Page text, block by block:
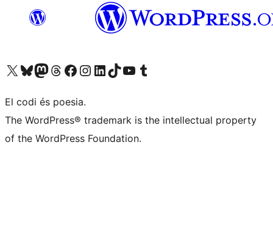
Visiteu el nostre compte X (abans Twitter)
Visiteu el nostre compte de Bluesky
Visiteu el nostre compte al Mastodon
Visiteu el nostre compte de Threads
Visiteu la nostra pàgina al Facebook
Visiteu el nostre compte d'Instagram
Visiteu el nostre compte de LinkedIn
Visiteu el nostre compte de TikTok
Visiteu el nostre canal al YouTube
Visiteu el nostre compte de Tumblr
El codi és poesia.
The WordPress® trademark is the intellectual property
of the WordPress Foundation.